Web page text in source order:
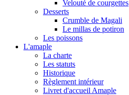
Velouté de courgettes
Desserts
Crumble de Magali
Le millas de potiron
Les poissons
L'amaple
La charte
Les statuts
Historique
Règlement intérieur
Livret d'accueil Amaple